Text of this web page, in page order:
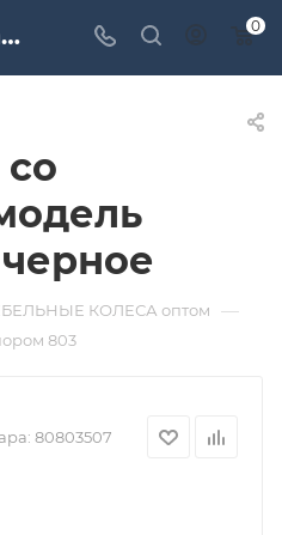
Колесо на платформе со стопором, модель 803, 50 мм, черное. Дверная и мебельная фурнитура САМИР-КИЛИТ | Оптовые поставки 0
КОЛЕСА оптом —
803
80803507